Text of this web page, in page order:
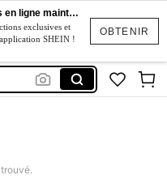
OBTENIR
SHEIN - Faites vos achats en ligne maintenant
exclusives et
SHEIN !
Tunique Coton Sans Manches